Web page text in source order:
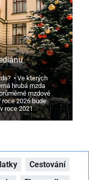
Ve kterých
hrubá mzda
mzdové
roce 2026 bude
roce 2021
Cestování